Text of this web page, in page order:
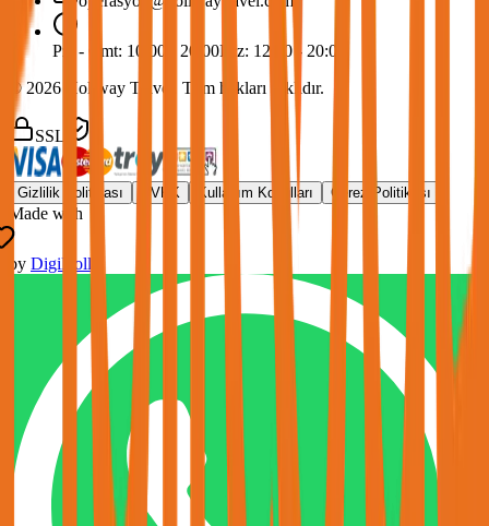
Pzt - Cmt: 10:00 - 20:00Paz: 12:00 - 20:00
©2026 Holiway Travel. Tüm hakları saklıdır.
SSL
Gizlilik Politikası KVKK Kullanım Koşulları Çerez Politikası
Made with
by DigiHolly